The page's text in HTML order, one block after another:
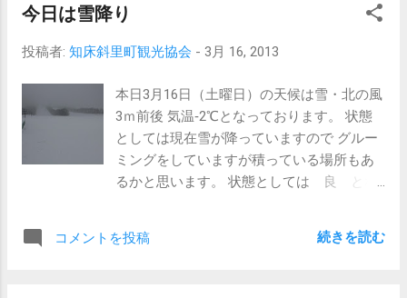
加してみてはいかがでしょうか？ スキー場
す。 今季まだ滑り足りない方・まだこのコ
が今季最後です。 是非、ウナベツスキー場
に足を運んで見てはいかがでしょうか？
従業員一同お待
ち致しております。
今日は雪降り
投稿者: 知床斜里町観光協会 - 3月 16, 2013
本日3月16日（土曜日）の天候は雪・北の風
3ｍ前後 気温‐2℃となっております。 状態
としては現在雪が降っていますので グルー
ミングをしていますが積っている場所もあ
るかと思います。 状態としては 良 とな
ウナベツスキー場 明日がスキー場最終日と
コメントを投稿 続きを読む